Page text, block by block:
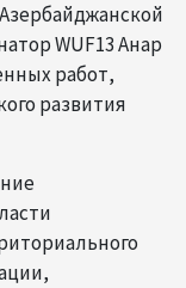
WUF13 Анар
работ,
развития